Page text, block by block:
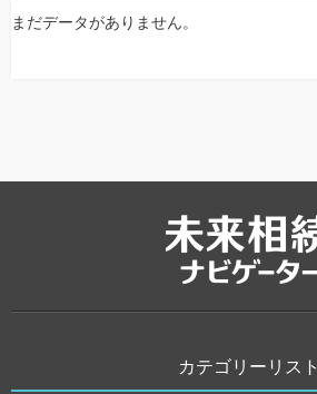
まだデータがありません。
カテゴリーリスト